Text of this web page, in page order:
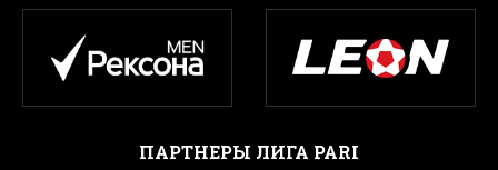
ПАРТНЕРЫ ЛИГА PARI